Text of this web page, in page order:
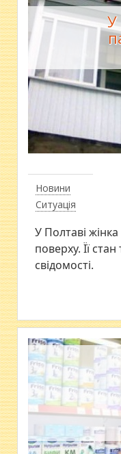
Новини
Ситуація
У
У Полтаві
поверху. Її
свідомості.